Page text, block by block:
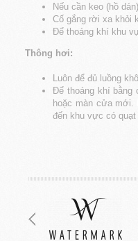
Nếu cần keo (hồ
Cố gắng rời xa khỏi
Để thoáng khí khu
Thông hơi:
Luôn để đủ luồng
Để thoáng khí bằng
hoặc màn cửa mới.
đến khu vực có